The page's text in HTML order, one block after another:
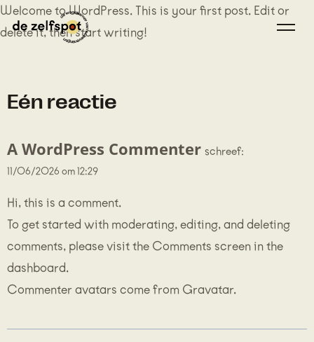
Doorgaan
naar
Welcome to WordPress. This is your first post. Edit or
delete it, then start writing!
Eén reactie
A WordPress Commenter schreef:
11/06/2026 om 12:29
Hi, this is a comment.
To get started with moderating, editing, and deleting
comments, please visit the Comments screen in the
dashboard.
Commenter avatars come from Gravatar.